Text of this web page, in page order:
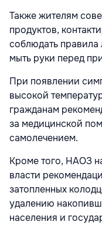
Также жителям
продуктов,
соблюдать правила
мыть руки перед
При появлении
высокой
гражданам
за медицинской
самолечением.
Кроме того, НАОЗ
власти
затопленных
удалению
населения и